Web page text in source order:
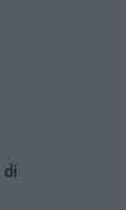
di